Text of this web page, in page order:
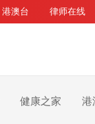
港澳台 律师在线
健康之家 港